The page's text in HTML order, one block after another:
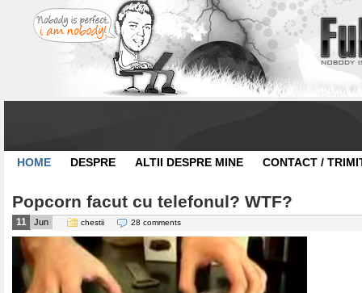
HOME DESPRE ALTII DESPRE MINE CONTACT /
Popcorn facut cu telefonul? WTF?
11 Jun chestii 28 comments